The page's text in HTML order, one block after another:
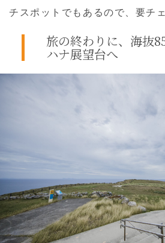
チスポットでもあるので、要チ
旅の終わりに、 海抜
ハナ展望台へ